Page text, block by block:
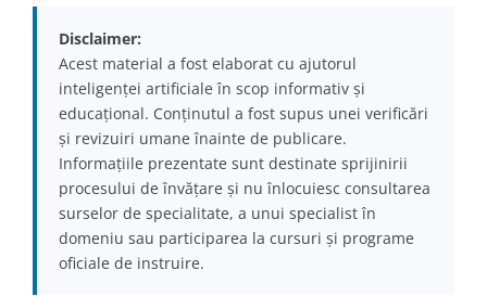
Disclaimer:
Acest material a fost elaborat cu ajutorul
inteligenței artificiale în scop informativ și
educațional. Conținutul a fost supus unei verificări
și revizuiri umane înainte de publicare.
Informațiile prezentate sunt destinate sprijinirii
procesului de învățare și nu înlocuiesc consultarea
surselor de specialitate, a unui specialist în
domeniu sau participarea la cursuri și programe
oficiale de instruire.